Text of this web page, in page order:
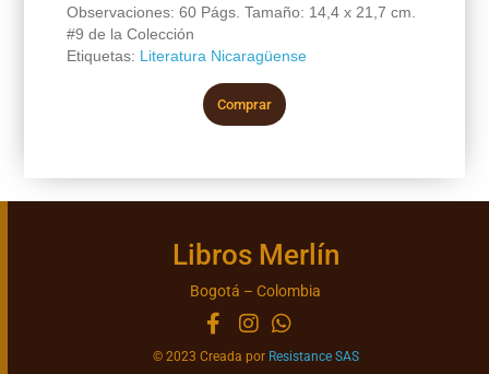
Observaciones: 60 Págs. Tamaño: 14,4 x 21,7 cm.
#9 de la Colección
Etiquetas: Literatura Nicaragüense
Comprar
Libros Merlín
Bogotá – Colombia
© 2023 Creada por Resistance SAS